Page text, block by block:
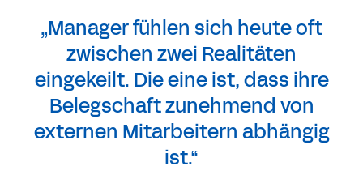
„Manager fühlen sich heute oft
zwischen zwei Realitäten
eingekeilt. Die eine ist, dass ihre
Belegschaft zunehmend von
externen Mitarbeitern abhängig
ist.“